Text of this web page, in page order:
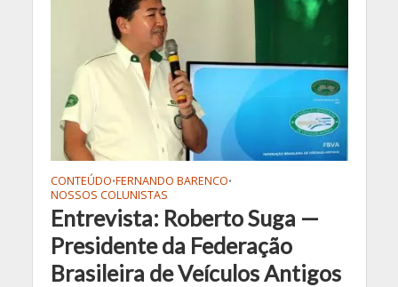
CONTEÚDO•FERNANDO BARENCO•
NOSSOS COLUNISTAS
Entrevista: Roberto Suga —
Presidente da Federação
Brasileira de Veículos Antigos